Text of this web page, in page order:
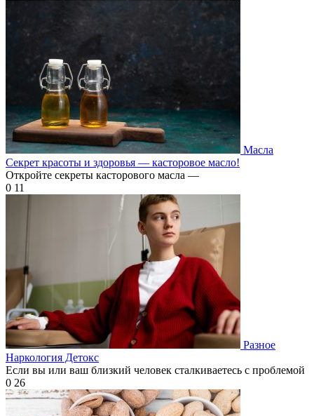
Масла
Секрет красоты и здоровья — касторовое масло!
Откройте секреты касторового масла —
0 11
Разное
Наркология Детокс
Если вы или ваш близкий человек сталкиваетесь с проблемой
0 26